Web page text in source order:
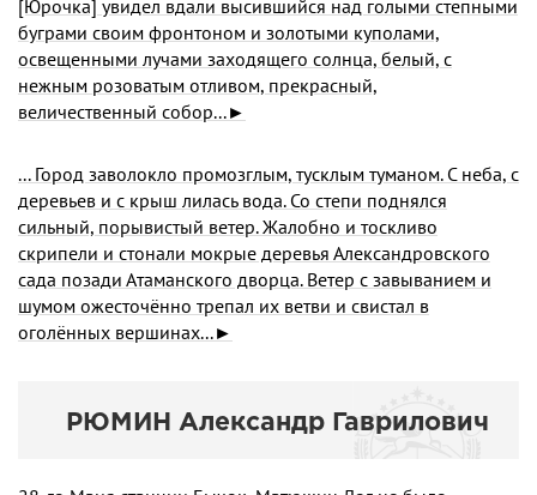
[Юрочка] уви­дел вдали высившийся над голыми степными
буграми своим фронтоном и золотыми куполами,
освещенными лучами захо­дящего солнца, белый, с
нежным розоватым отливом, пре­красный,
величественный собор...►
... Город заволокло промозглым, тусклым туманом. С неба, с
деревьев и с крыш лилась вода. Со степи поднялся
сильный, порывистый ветер. Жалобно и тоскливо
скрипели и стонали мокрые деревья Александровского
сада позади Атаманского дворца. Ветер с завыванием и
шумом ожесточённо трепал их ветви и свистал в
оголённых вершинах...►
РЮМИН Александр Гаврилович